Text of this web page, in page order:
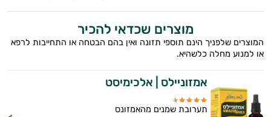
מוצרים שכדאי להכיר
המוצרים שלפניך הינם תוספי תזונה ואין בהם הבטחה או התחייבות לרפא
או למנוע מחלה כלשהיא.
אמזוניילס | אלכימיסט
תערובת שמנים מהאמזונס